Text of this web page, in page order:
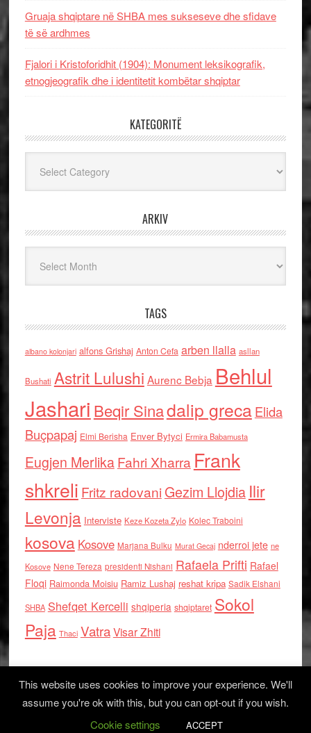
Gruaja shqiptare në SHBA mes sukseseve dhe sfidave
të së ardhmes
Fjalori i Kristoforidhit (1904): Monument leksikografik,
etnogjeografik dhe i identitetit kombëtar shqiptar
KATEGORITË
ARKIV
TAGS
albano kolonjari alfons Grishaj Anton Cefa arben llalla asllan
Bushati Astrit Lulushi Aurenc Bebja Behlul
Jashari Beqir Sinadalip grecaElida
Buçpapaj Elmi Berisha Enver Bytyci Ermira Babamusta
Eugjen MerlikaFahri Xharra Frank
shkreli Fritz radovaniGezim Llojdia Ilir
Levonja Interviste Keze Kozeta Zylo Kolec Traboini
kosova Kosove Marjana Bulku Murat Gecaj nderroi jete ne
Kosove Nene Tereza presidenti Nishani Rafaela Prifti Rafael
Floqi Raimonda Moisiu Ramiz Lushaj reshat kripa Sadik Elshani
SHBA Shefqet Kercelli shqiperia shqiptaret Sokol
Paja Thaci VatraVisar Zhiti
Log in
This website uses cookies to improve your experience. We'll
assume you're ok with this, but you can opt-out if you wish.
Cookie settings
ACCEPT